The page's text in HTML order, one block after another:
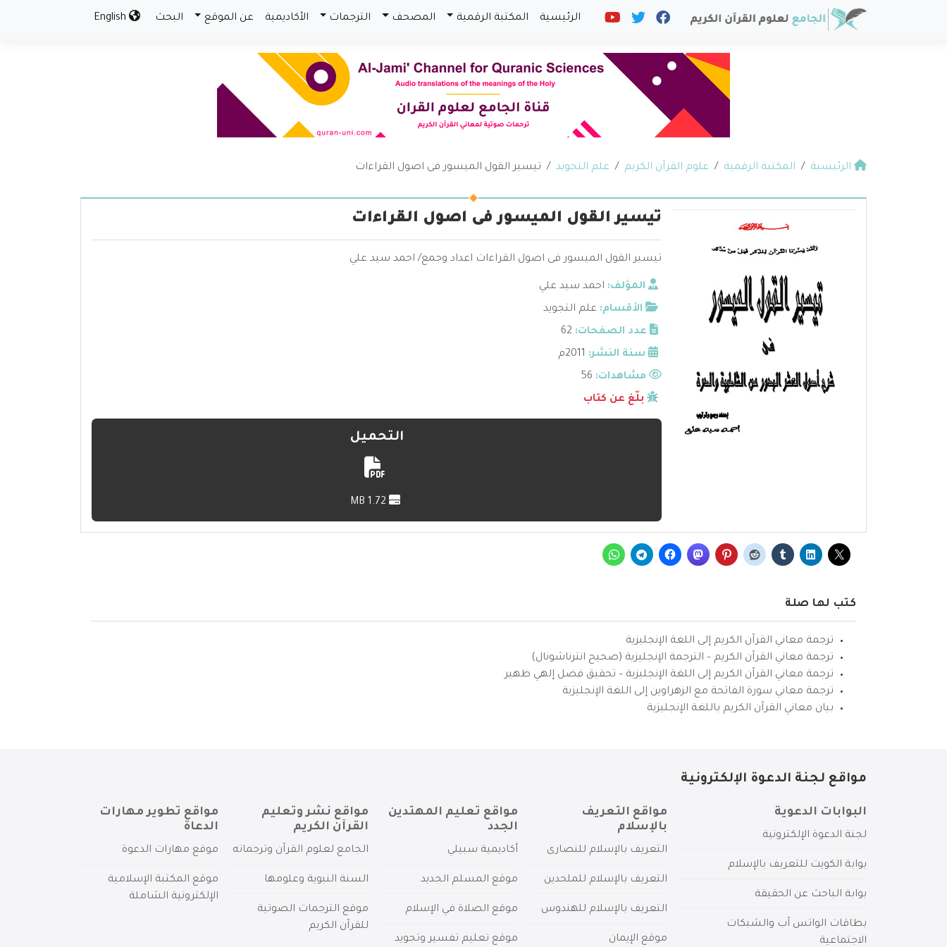
الرئيسية المكتبة الرقمية المصحف الترجمات الأكاديمية عن الموقع البحث
الرئيسية المكتبة الرقمية علوم القرآن الكريم علم التجويد تيسير القول الميسور فى اصول القراءات
تيسير القول الميسور فى اصول القراءات
تيسير القول الميسور فى اصول القراءات اعداد وجمع/ احمد سيد علي
المؤلف: احمد سيد علي
الأقسام: علم التجويد
عدد الصفحات: 62
سنة النشر: 2011م
مشاهدات:
بلّغ عن كتاب
التحميل
كتب لها صلة
ترجمة معاني القرآن الكريم إلى اللغة الإنجليزية
ترجمة معاني القرآن الكريم – الترجمة الإنجليزية (صحيح انترناشونال)
ترجمة معاني القرآن الكريم إلى اللغة الإنجليزية – تحقيق فضل إلهي ظهير
ترجمة معاني سورة الفاتحة مع الزهراوين إلى اللغة الإنجليزية
بيان معاني القرآن الكريم باللغة الإنجليزية
مواقع لجنة الدعوة الإلكترونية
البوابات الدعوية
لجنة الدعوة الإلكترونية
بوابة الكويت للتعريف بالإسلام
بوابة الباحث عن الحقيقة
بطاقات الواتس آب والشبكات
الاجتماعية
مواقع التعريف
بالإسلام
التعريف بالإسلام للنصارى
التعريف بالإسلام للملحدين
التعريف بالإسلام للهندوس
موقع الإيمان
مواقع تعليم المهتدين
الجدد
أكاديمية سبيلي
موقع المسلم الجديد
موقع الصلاة في الإسلام
موقع تعليم تفسير وتجويد
مواقع نشر وتعليم
القرآن الكريم
الجامع لعلوم القرآن وترجماته
السنة النبوية وعلومها
موقع الترجمات الصوتية
للقرآن الكريم
مواقع تطوير مهارات
الدعاة
موقع مهارات الدعوة
موقع المكتبة الإسلامية
الإلكترونية الشاملة